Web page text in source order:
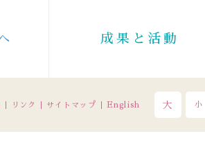
成果と活動
リンク サイトマップ English 大 小